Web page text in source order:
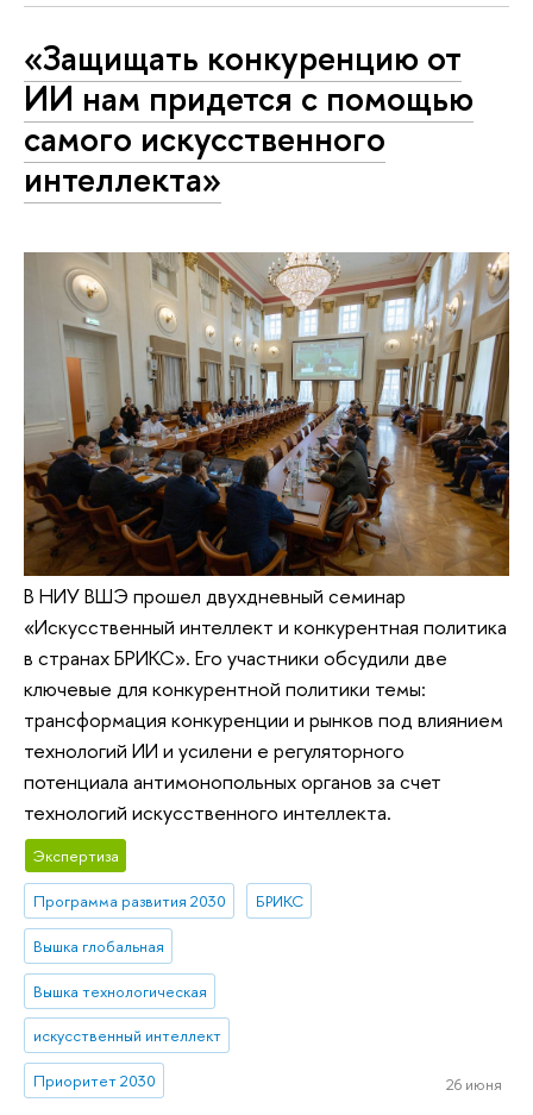
«Защищать конкуренцию от
ИИ нам придется с помощью
самого искусственного
интеллекта»
В НИУ ВШЭ прошел двухдневный семинар
«Искусственный интеллект и конкурентная политика
в странах БРИКС». Его участники обсудили две
ключевые для конкурентной политики темы:
трансформация конкуренции и рынков под влиянием
технологий ИИ и усилени е регуляторного
потенциала антимонопольных органов за счет
технологий искусственного интеллекта.
Экспертиза
Программа развития 2030 БРИКС
Вышка глобальная
Вышка технологическая
искусственный интеллект
Приоритет 2030 26 июня